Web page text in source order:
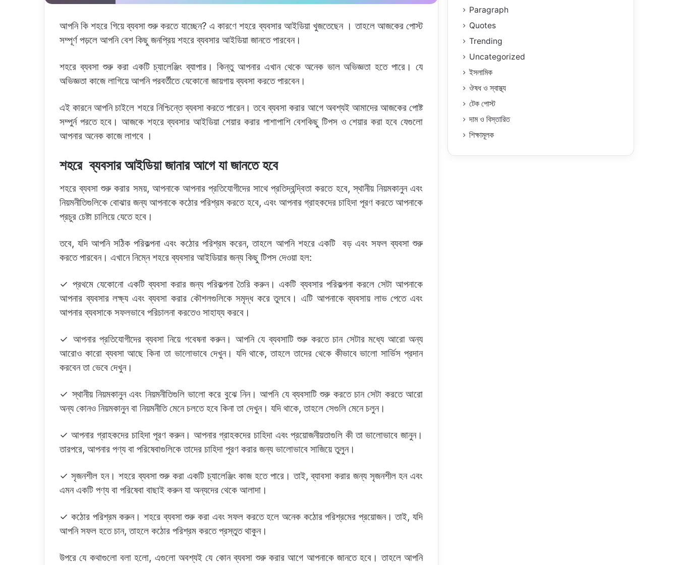
আপনি কি শহরে গিয়ে ব্যবসা শুরু করতে যাচ্ছেন? এ কারণে শহরে ব্যবসার আইডিয়া খুজতেছেন । তাহলে আজকের পোস্ট
সম্পূর্ণ পড়লে আপনি বেশ কিছু জনপ্রিয় শহরে ব্যবসার আইডিয়া জানতে পারবেন।
শহরে ব্যবসা শুরু করা একটি চ্যালেঞ্জিং ব্যাপার। কিন্তু আপনার এখান থেকে অনেক ভাল অভিজ্ঞতা হতে পারে। যে
অভিজ্ঞতা কাজে লাগিয়ে আপনি পরবর্তীতে যেকোনো জায়গায় ব্যবসা করতে পারবেন।
এই কারনে আপনি চাইলে শহরে নিশ্চিন্তে ব্যবসা করতে পারেন। তবে ব্যবসা করার আগে অবশ্যই আমাদের আজকের পোষ্ট
সম্পুর্ন পরতে হবে। আজকে শহরে ব্যবসার আইডিয়া শেয়ার করার পাশাপাশি বেশকিছু টিপস ও শেয়ার করা হবে যেগুলো
আপনার অনেক কাজে লাগবে ।
শহরে ব্যবসার আইডিয়া জানার আগে যা জানতে হবে
শহরে ব্যবসা শুরু করার সময়, আপনাকে আপনার প্রতিযোগীদের সাথে প্রতিদ্বন্দ্বিতা করতে হবে, স্থানীয় নিয়মকানুন এবং
নিয়মনীতিগুলিকে বোঝার জন্য আপনাকে কঠোর পরিশ্রম করতে হবে, এবং আপনার গ্রাহকদের চাহিদা পূরণ করতে আপনাকে
প্রচুর চেষ্টা চালিয়ে যেতে হবে।
তবে, যদি আপনি সঠিক পরিকল্পনা এবং কঠোর পরিশ্রম করেন, তাহলে আপনি শহরে একটি বড় এবং সফল ব্যবসা শুরু
করতে পারবেন। এখানে নিম্নে শহরে ব্যবসার আইডিয়ার জন্য কিছু টিপস দেওয়া হল:
✓ প্রথমে যেকোনো একটি ব্যবসা করার জন্য পরিকল্পনা তৈরি করুন। একটি ব্যবসার পরিকল্পনা করলে সেটা আপনাকে
আপনার ব্যবসার লক্ষ্য এবং ব্যবসা করার কৌশলগুলিকে সমৃদ্ধ করে তুলবে। এটি আপনাকে ব্যবসায় লাভ পেতে এবং
আপনার ব্যবসাকে সফলভাবে পরিচালনা করতেও সাহায্য করবে।
✓ আপনার প্রতিযোগীদের ব্যবসা নিয়ে গবেষনা করুন। আপনি যে ব্যবসাটি শুরু করতে চান সেটার মধ্যে আরো অন্য
আরোও কারো ব্যবসা আছে কিনা তা ভালোভাবে দেখুন। যদি থাকে, তাহলে তাদের থেকে কীভাবে ভালো সার্ভিস প্রদান
করবেন তা ভেবে দেখুন।
✓ স্থানীয় নিয়মকানুন এবং নিয়মনীতিগুলি ভালো করে বুঝে নিন। আপনি যে ব্যবসাটি শুরু করতে চান সেটা করতে আরো
অন্য কোনও নিয়মকানুন বা নিয়মনীতি মেনে চলতে হবে কিনা তা দেখুন। যদি থাকে, তাহলে সেগুলি মেনে চলুন।
✓ আপনার গ্রাহকদের চাহিদা পূরণ করুন। আপনার গ্রাহকদের চাহিদা এবং প্রয়োজনীয়তাগুলি কী তা ভালোভাবে জানুন।
তারপরে, আপনার পণ্য বা পরিষেবাগুলিকে তাদের চাহিদা পূরণ করার জন্য ভালোভাবে সাজিয়ে তুলুন।
✓ সৃজনশীল হন। শহরে ব্যবসা শুরু করা একটি চ্যালেঞ্জিং কাজ হতে পারে। তাই, ব্যাবসা করার জন্য সৃজনশীল হন এবং
এমন একটি পণ্য বা পরিষেবা বাছাই করুন যা অন্যদের থেকে আলাদা।
✓ কঠোর পরিশ্রম করুন। শহরে ব্যবসা শুরু করা এবং সফল করতে হলে অনেক কঠোর পরিশ্রমের প্রয়োজন। তাই, যদি
আপনি সফল হতে চান, তাহলে কঠোর পরিশ্রম করতে প্রস্তুত থাকুন।
উপরে যে কথাগুলো বলা হলো, এগুলো অবশ্যই যে কোন ব্যবসা শুরু করার আগে আপনাকে জানতে হবে। তাহলে আপনি
Paragraph
Quotes
Trending
Uncategorized
ইসলামিক
ঔষধ ও স্বাস্থ্য
টেক পোস্ট
দাম ও বিস্তারিত
শিক্ষামূলক